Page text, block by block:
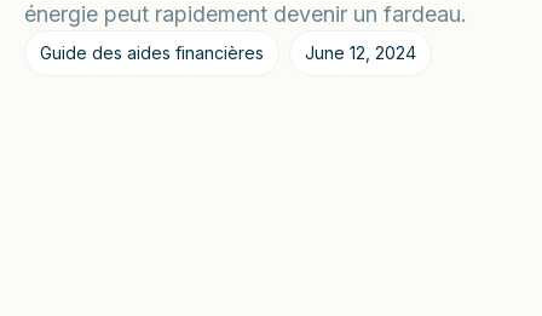
énergie peut rapidement devenir un fardeau.
Guide des aides financières June 12, 2024